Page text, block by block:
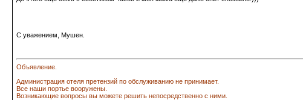
С уважением, Мушен.
Объявление.
Администрация отеля претензий по обслуживанию не принимает.
Все наши портье вооружены.
Возникающие вопросы вы можете решить непосредственно с ними.